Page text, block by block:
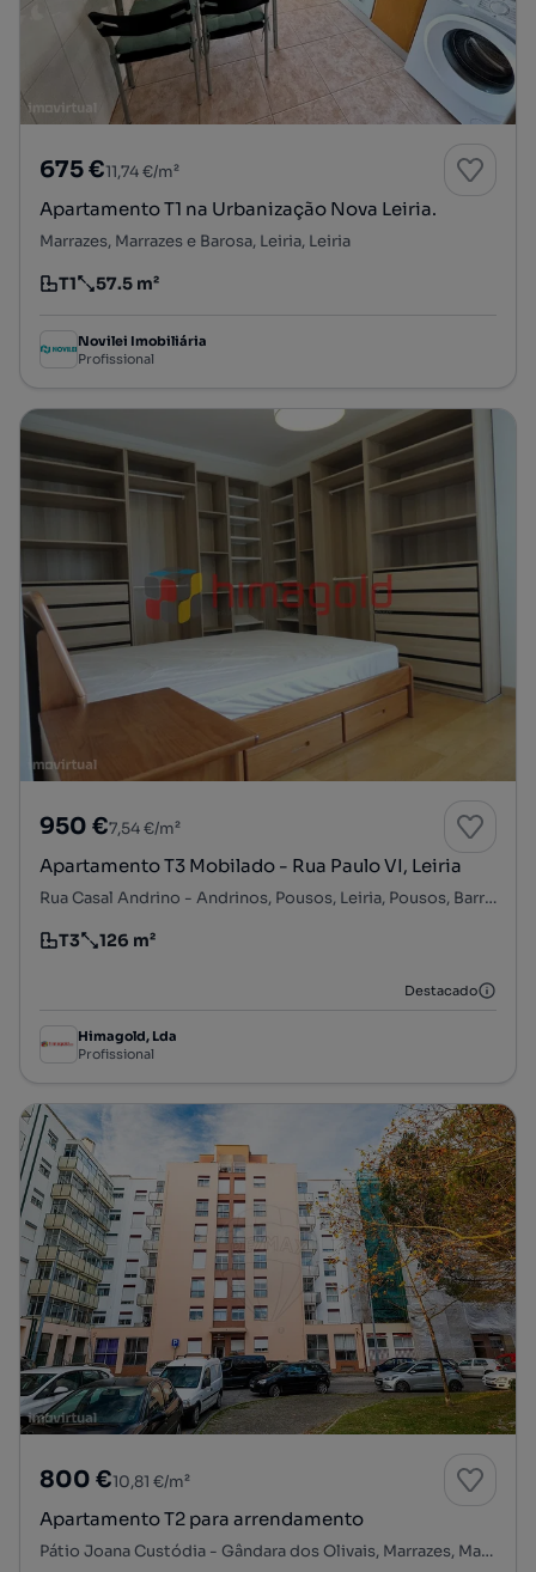
675 €11,74 €/m²
Apartamento T1 na Urbanização Nova Leiria.
Marrazes, Marrazes e Barosa, Leiria, Leiria
Tipologia
T1
Preço por metro quadrado
57.5 m²
Novilei Imobiliária
Profissional
950 €7,54 €/m²
Apartamento T3 Mobilado - Rua Paulo VI, Leiria
Rua Casal Andrino - Andrinos, Pousos, Leiria, Pousos, Barreira e Cortes, Leiria, Leiria
Tipologia
T3
Preço por metro quadrado
126 m²
Destacado
Himagold, Lda
Profissional
800 €10,81 €/m²
Apartamento T2 para arrendamento
Pátio Joana Custódia - Gândara dos Olivais, Marrazes, Marrazes e Barosa, Leiria, Leiria